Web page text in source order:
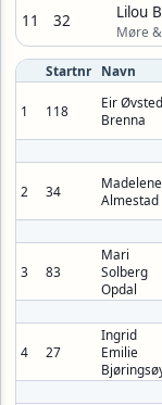
11 32 Lilou
Møre
Startnr Navn
1 118
Eir
Brenna
2 34
Madelene
Almestad
3 83
Mari
Solberg
Opdal
4 27
Ingrid
Emilie